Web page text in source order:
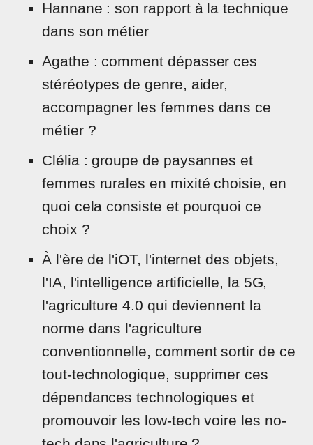
Hannane : son rapport à la technique
dans son métier
Agathe : comment dépasser ces
stéréotypes de genre, aider,
accompagner les femmes dans ce
métier ?
Clélia : groupe de paysannes et
femmes rurales en mixité choisie, en
quoi cela consiste et pourquoi ce
choix ?
À l'ère de l'iOT, l'internet des objets,
l'IA, l'intelligence artificielle, la 5G,
l'agriculture 4.0 qui deviennent la
norme dans l'agriculture
conventionnelle, comment sortir de ce
tout-technologique, supprimer ces
dépendances technologiques et
promouvoir les low-tech voire les no-